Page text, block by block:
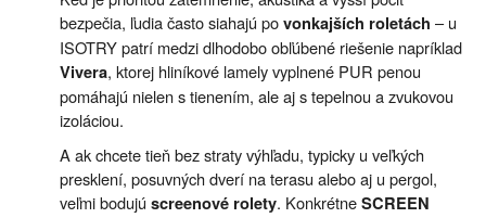
bezpečia, ľudia často siahajú povonkajších roletách – u
ISOTRY patrí medzi dlhodobo obľúbené riešenie napríklad
Vivera, ktorej hliníkové lamely vyplnené PUR penou
pomáhajú nielen s tienením, ale aj s tepelnou a zvukovou
izoláciou.
A ak chcete tieň bez straty výhľadu, typicky u veľkých
presklení, posuvných dverí na terasu alebo aj u pergol,
veľmi bodujú screenové rolety. KonkrétneSCREEN